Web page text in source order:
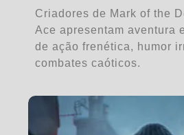
Criadores de Mark of the
Ace apresentam aventura
de ação frenética, humor
combates caóticos.